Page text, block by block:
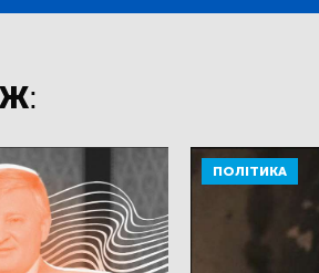
ПОЛІТИКА